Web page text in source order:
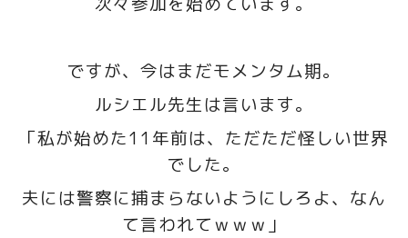
ですが、今はまだモメンタム期。
ルシエル先生は言います。
「私が始めた11年前は、ただただ怪しい世界
でした。
夫には警察に捕まらないようにしろよ、なん
て言われてｗｗｗ」